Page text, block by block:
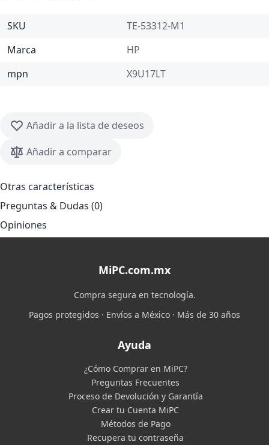
SKU
TE-53312-M1
Marca
HP
mpn
X9U17LT
Añadir a la lista de deseos
Añadir a comparar
Otras características
Preguntas & Dudas (0)
Opiniones
MiPC.com.mx
Compra segura en tecnología.
Pagos protegidos · Envíos a México · Más de 30 años
Ayuda
¿Cómo Comprar en MiPC?
Preguntas Frecuentes
Proceso de Devolución y Garantía
Crear tu Cuenta MiPC
Métodos de Pago
Recupera tu contraseña